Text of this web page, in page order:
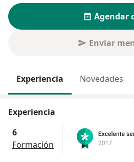
Agendar
Enviar
Experiencia Novedades
Experiencia
6
Formación